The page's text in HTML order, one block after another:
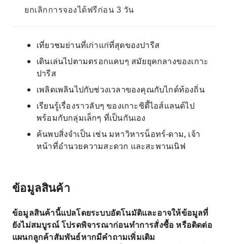
ยกเลิกการจองได้ฟรีก่อน 3 วัน
เที่ยวชมย่านที่เก่าแก่ที่สุดของปารีส
เดินเล่นไปตามตรอกแคบๆ สมัยยุคกลางของเกาะ
ปารีส
เพลิดเพลินไปกับช่วงเวลาของคุณกับไกด์ท้องถิ่น
เรียนรู้เรื่องราวลับๆ ของเกาะซิตี้ไอส์แลนด์ไป
พร้อมกับกลุ่มเล็กๆ ที่เป็นกันเอง
ค้นพบสิ่งจำเป็น เช่น มหาวิหารน็อทร์-ดาม, เจ้า
หน้าที่อำนวยความสะดวก และสะพานเนิฟ
ข้อมูลสินค้า
ข้อมูลสินค้านี้แปลโดยระบบอัตโนมัติและอาจให้ข้อมูลที่
ยังไม่สมบูรณ์ โปรดพิจารณาก่อนทำการสั่งซื้อ หรือติดต่อ
แผนกลูกค้าสัมพันธ์หากมีคำถามเพิ่มเติม